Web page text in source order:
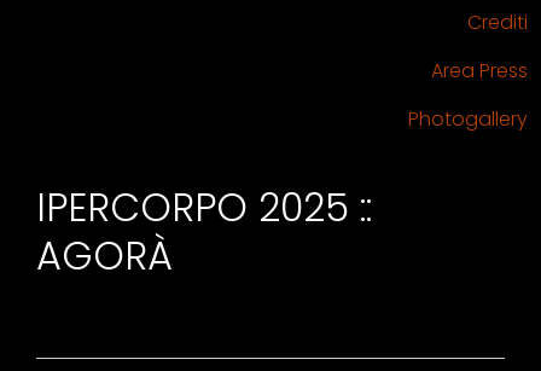
Crediti
Area Press
Photogallery
IPERCORPO 2025 ::
AGORÀ